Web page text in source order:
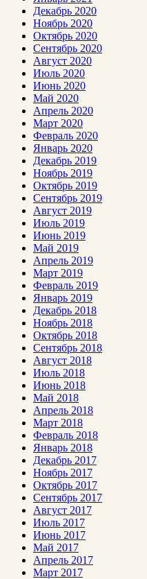
Декабрь 2020
Ноябрь 2020
Октябрь 2020
Сентябрь 2020
Август 2020
Июль 2020
Июнь 2020
Май 2020
Апрель 2020
Март 2020
Февраль 2020
Январь 2020
Декабрь 2019
Ноябрь 2019
Октябрь 2019
Сентябрь 2019
Август 2019
Июль 2019
Июнь 2019
Май 2019
Апрель 2019
Март 2019
Февраль 2019
Январь 2019
Декабрь 2018
Ноябрь 2018
Октябрь 2018
Сентябрь 2018
Август 2018
Июль 2018
Июнь 2018
Май 2018
Апрель 2018
Март 2018
Февраль 2018
Январь 2018
Декабрь 2017
Ноябрь 2017
Октябрь 2017
Сентябрь 2017
Август 2017
Июль 2017
Июнь 2017
Май 2017
Апрель 2017
Март 2017